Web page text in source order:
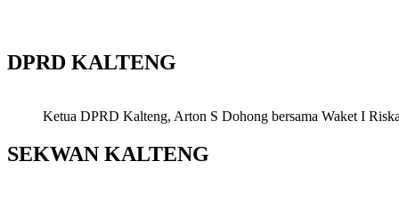
DPRD KALTENG
Ketua DPRD Kalteng, Arton S Dohong bersama Waket I
SEKWAN KALTENG